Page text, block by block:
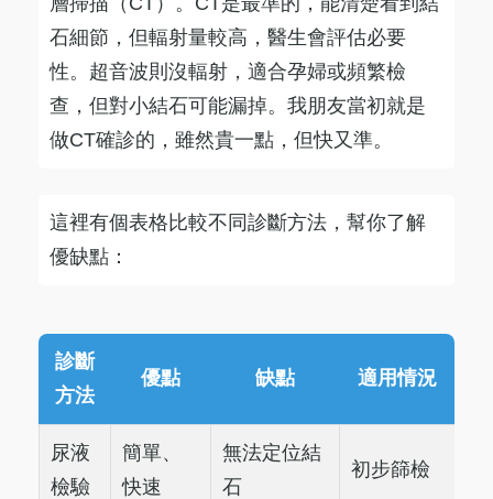
石細節，但輻射量較高，醫生會評估必要
性。超音波則沒輻射，適合孕婦或頻繁檢
查，但對小結石可能漏掉。我朋友當初就是
做CT確診的，雖然貴一點，但快又準。
這裡有個表格比較不同診斷方法，幫你了解
優缺點：
診斷
方法
優點 缺點 適用情況
尿液
檢驗
簡單、
快速
無法定位結
石
初步篩檢